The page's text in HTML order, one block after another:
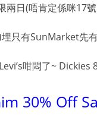
兩日(唔肯定係咪17
只有SunMarket先
咁悶了~
30% Off